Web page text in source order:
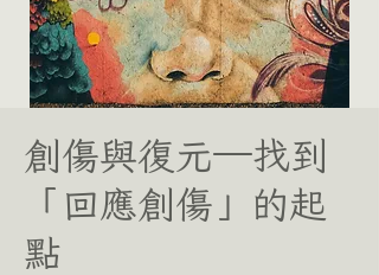
創傷與復元—找到
「回應創傷」的起
點